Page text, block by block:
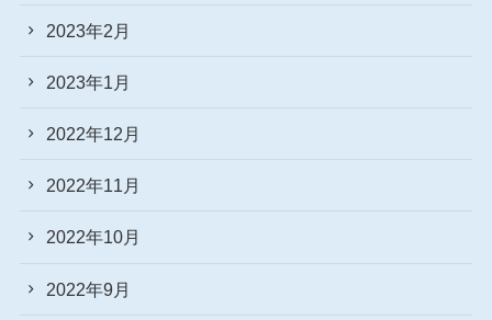
2023年2月
2023年1月
2022年12月
2022年11月
2022年10月
2022年9月